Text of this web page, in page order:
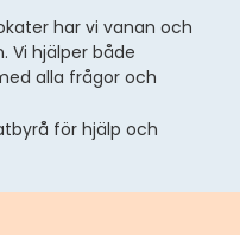
har vi vanan och
Vi hjälper både
alla frågor och
för hjälp och